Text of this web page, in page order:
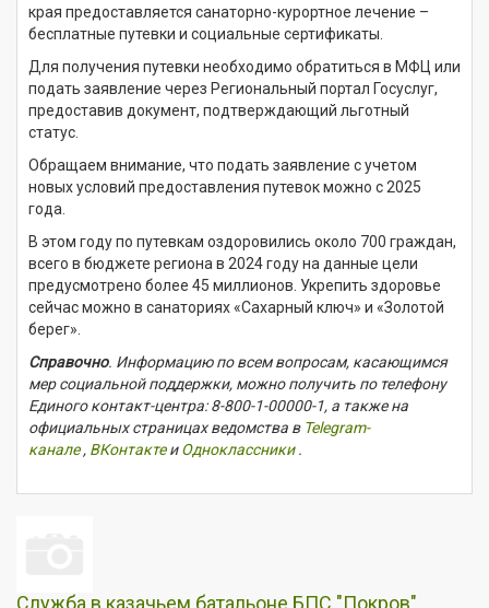
края предоставляется санаторно-курортное лечение –
бесплатные путевки и социальные сертификаты.
Для получения путевки необходимо обратиться в МФЦ или
подать заявление через Региональный портал Госуслуг,
предоставив документ, подтверждающий льготный
статус.
Обращаем внимание, что подать заявление с учетом
новых условий предоставления путевок можно с 2025
года.
В этом году по путевкам оздоровились около 700 граждан,
всего в бюджете региона в 2024 году на данные цели
предусмотрено более 45 миллионов. Укрепить здоровье
сейчас можно в санаториях «Сахарный ключ» и «Золотой
берег».
Справочно. Информацию по всем вопросам, касающимся
мер социальной поддержки, можно получить по телефону
Единого контакт-центра:8-800-1-00000-1, а также на
официальных страницах ведомства в Telegram-
канале , ВКонтакте иОдноклассники .
Служба в казачьем батальоне БПС "Покров"